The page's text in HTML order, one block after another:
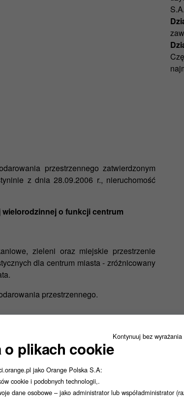
S.A.
przestrzennego zatwierdzonym
z dnia 28.09.2006 r., nieruchomość
wielorodzinnej o funkcji centrum
zieleni oraz miejskie przestrzenie
dla centrum miasta - zróżnicowany
przestrzennego.
Kontynuuj bez
o plikach cookie
jako Orange Polska S.A:
cookie i podobnych technologii,.
dane osobowe – jako administrator lub współadministrator